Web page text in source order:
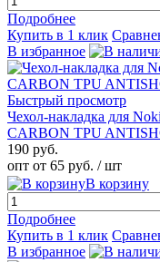
Подробнее
Купить в 1 клик
В избранное
Быстрый просмотр
Чехол-накладка для
CARBON TPU
190 руб.
опт от 65 руб. / шт
В корзину
Подробнее
Купить в 1 клик
В избранное